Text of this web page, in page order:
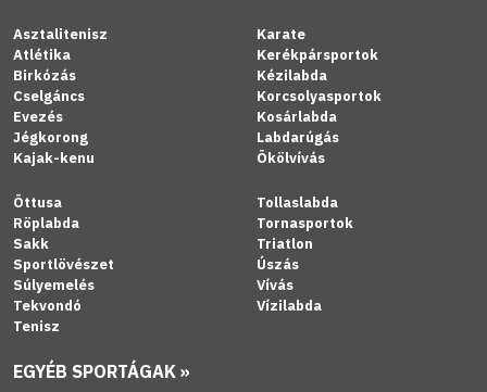
Asztalitenisz
Atlétika
Birkózás
Cselgáncs
Evezés
Jégkorong
Kajak-kenu
Karate
Kerékpársportok
Kézilabda
Korcsolyasportok
Kosárlabda
Labdarúgás
Ökölvívás
Öttusa
Röplabda
Sakk
Sportlövészet
Súlyemelés
Tekvondó
Tenisz
Tollaslabda
Tornasportok
Triatlon
Úszás
Vívás
Vízilabda
EGYÉB SPORTÁGAK »